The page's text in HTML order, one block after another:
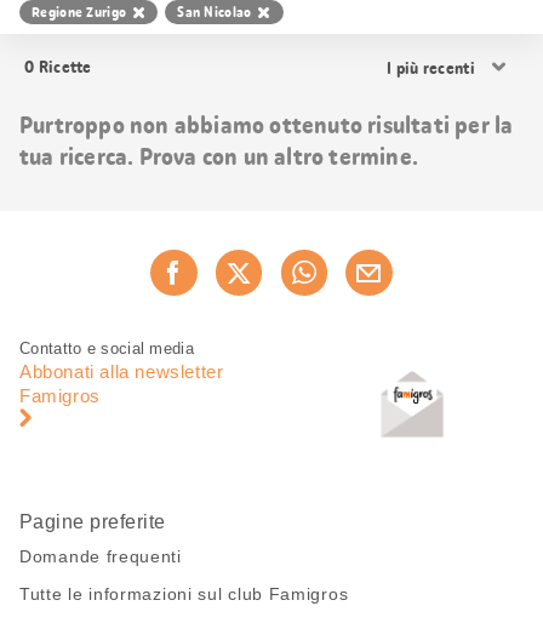
Regione Zurigo San Nicolao
0 Ricette
i
Purtroppo non abbiamo ottenuto risultati per la
tua ricerca. Prova con un altro termine.
Consiglia ora
Piè
pagina
Navigazione
pagina
Contatto e social media
Abbonati alla newsletter
Famigros
Pagine preferite
Domande frequenti
Tutte le informazioni sul club Famigros